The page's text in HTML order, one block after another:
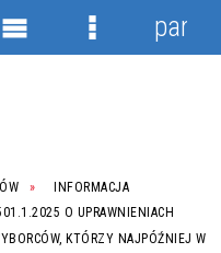
INFORMACJA
O UPRAWNIENIACH
KTÓRZY NAJPÓŹNIEJ W
Menu
panel